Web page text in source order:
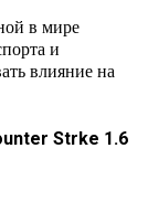
в мире
и
влияние на
Strke 1.6